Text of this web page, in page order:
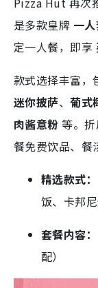
是多款皇牌 一
定一人餐，即享
款式选择丰富，
迷你披萨、葡式
肉酱意粉 等。
餐免费饮品、餐
精选款式：
饭、卡邦
套餐内容：
配）